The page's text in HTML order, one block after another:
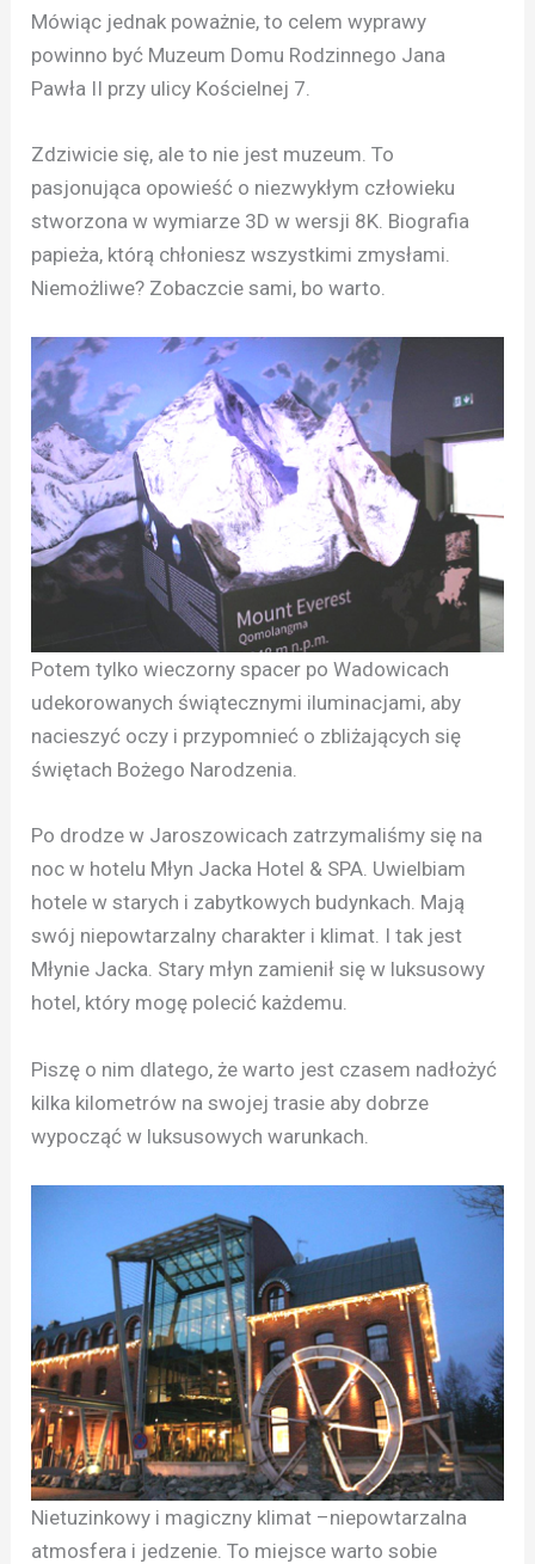
Mówiąc jednak poważnie, to celem wyprawy
powinno być Muzeum Domu Rodzinnego Jana
Pawła II przy ulicy Kościelnej 7.
Zdziwicie się, ale to nie jest muzeum. To
pasjonująca opowieść o niezwykłym człowieku
stworzona w wymiarze 3D w wersji 8K. Biografia
papieża, którą chłoniesz wszystkimi zmysłami.
Niemożliwe? Zobaczcie sami, bo warto.
Potem tylko wieczorny spacer po Wadowicach
udekorowanych świątecznymi iluminacjami, aby
nacieszyć oczy i przypomnieć o zbliżających się
świętach Bożego Narodzenia.
Po drodze w Jaroszowicach zatrzymaliśmy się na
noc w hotelu Młyn Jacka Hotel & SPA. Uwielbiam
hotele w starych i zabytkowych budynkach. Mają
swój niepowtarzalny charakter i klimat. I tak jest
Młynie Jacka. Stary młyn zamienił się w luksusowy
hotel, który mogę polecić każdemu.
Piszę o nim dlatego, że warto jest czasem nadłożyć
kilka kilometrów na swojej trasie aby dobrze
wypocząć w luksusowych warunkach.
Nietuzinkowy i magiczny klimat –niepowtarzalna
atmosfera i jedzenie. To miejsce warto sobie